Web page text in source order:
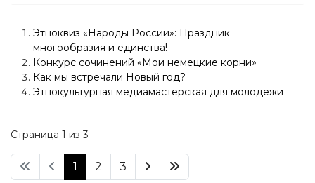
Этноквиз «Народы России»: Праздник
многообразия и единства!
Конкурс сочинений «Мои немецкие корни»
Как мы встречали Новый год?
Этнокультурная медиамастерская для молодёжи
Страница 1 из 3
1 2 3